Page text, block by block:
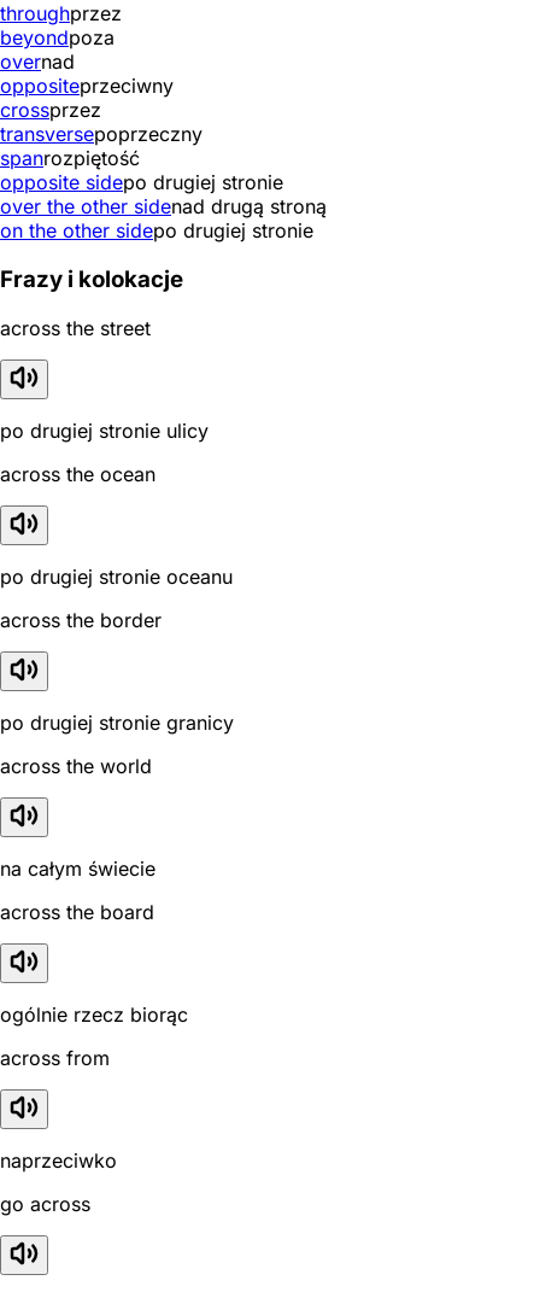
throughprzez
beyondpoza
overnad
oppositeprzeciwny
crossprzez
transversepoprzeczny
spanrozpiętość
opposite sidepo drugiej stronie
over the other sidenad drugą stroną
on the other sidepo drugiej stronie
Frazy i kolokacje
across the street
po drugiej stronie ulicy
across the ocean
po drugiej stronie oceanu
across the border
po drugiej stronie granicy
across the world
na całym świecie
across the board
ogólnie rzecz biorąc
across from
naprzeciwko
go across